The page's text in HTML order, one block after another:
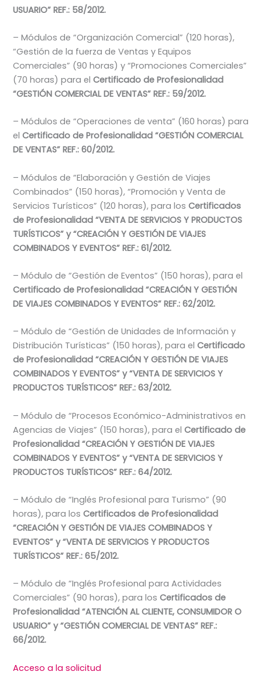
USUARIO” REF.: 58/2012.
– Módulos de “Organización Comercial” (120 horas),
“Gestión de la fuerza de Ventas y Equipos
Comerciales” (90 horas) y “Promociones Comerciales”
(70 horas) para elCertificado de Profesionalidad
“GESTIÓN COMERCIAL DE VENTAS” REF.: 59/2012.
– Módulos de “Operaciones de venta” (160 horas) para
elCertificado de Profesionalidad “GESTIÓN COMERCIAL
DE VENTAS” REF.: 60/2012.
– Módulos de “Elaboración y Gestión de Viajes
Combinados” (150 horas), “Promoción y Venta de
Servicios Turísticos” (120 horas), para losCertificados
de Profesionalidad “VENTA DE SERVICIOS Y PRODUCTOS
TURÍSTICOS” y “CREACIÓN Y GESTIÓN DE VIAJES
COMBINADOS Y EVENTOS” REF.: 61/2012.
– Módulo de “Gestión de Eventos” (150 horas), para el
Certificado de Profesionalidad “CREACIÓN Y GESTIÓN
DE VIAJES COMBINADOS Y EVENTOS” REF.: 62/2012.
– Módulo de “Gestión de Unidades de Información y
Distribución Turísticas” (150 horas), para elCertificado
de Profesionalidad “CREACIÓN Y GESTIÓN DE VIAJES
COMBINADOS Y EVENTOS” y “VENTA DE SERVICIOS Y
PRODUCTOS TURÍSTICOS” REF.: 63/2012.
– Módulo de “Procesos Económico-Administrativos en
Agencias de Viajes” (150 horas), para elCertificado de
Profesionalidad “CREACIÓN Y GESTIÓN DE VIAJES
COMBINADOS Y EVENTOS” y “VENTA DE SERVICIOS Y
PRODUCTOS TURÍSTICOS” REF.: 64/2012.
– Módulo de “Inglés Profesional para Turismo” (90
horas), para losCertificados de Profesionalidad
“CREACIÓN Y GESTIÓN DE VIAJES COMBINADOS Y
EVENTOS” y “VENTA DE SERVICIOS Y PRODUCTOS
TURÍSTICOS” REF.: 65/2012.
– Módulo de “Inglés Profesional para Actividades
Comerciales” (90 horas), para losCertificados de
Profesionalidad “ATENCIÓN AL CLIENTE, CONSUMIDOR O
USUARIO” y “GESTIÓN COMERCIAL DE VENTAS” REF.:
66/2012.
Acceso a la solicitud